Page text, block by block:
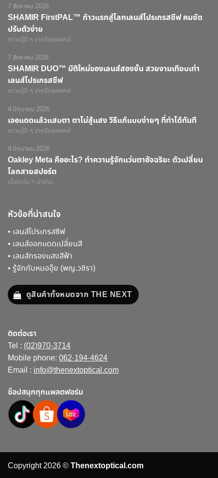
7 สิงหาคม 2026
SHAMIR FirstPAL™ ก้าวแรกสู่โลกเลนส์โปรเกรสซีฟ คมชัด
ปรับตัวง่าย
ความรู้ดี ๆ จากจักษุแพทย์
7 สิงหาคม 2026
SHAMIR DUO™ มิติใหม่ของเลนส์สองชั้น สวยงามเทียบเท่า
เลนส์โปรเกรสซีฟ
ความรู้ดี ๆ จากจักษุแพทย์
4 มิถุนายน 2026
เจอแดดแล้วแสบตา ตาไม่สู้แสง วิธีแก้แบบง่ายๆ ที่ทำได้ทันที
ความรู้ดี ๆ จากจักษุแพทย์
4 มิถุนายน 2026
Oakley Meta คืออะไร? ทำความรู้จักแว่นตาอัจฉริยะ ตัวเปลี่ยน
โลกสายสปอร์ต
เรื่องแว่น ๆ น่าอ่าน
หัวข้อที่น่าสนใจ
• เลนส์โปรเกรสซีฟ
• เลนส์ออกแดดเปลี่ยนสี
• เลนส์กรองแสงสีฟ้า
• รู้จักกับหมออุ๊ย (พญ.วชิรา)
ดูสินค้าทั้งหมดจาก THE NEXT
ติดต่อเรา
Tel : (02)970-3714
Mobile phone: 062-194-4624
Email : info@thenextoptical.com
ช็อปสนุกทุกแพลตฟอร์ม
Copyright 2026 ©Thenextoptical.com